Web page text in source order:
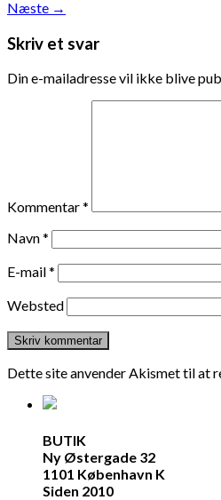
Næste →
Skriv et svar
Din e-mailadresse vil ikke blive
Kommentar*
Navn*
E-mail*
Websted
Dette site anvender Akismet til at
BUTIK
Ny Østergade 32
1101 København K
Siden 2010